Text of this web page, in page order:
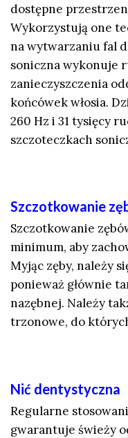
dostępne
Wykorzystują one
na wytwarzaniu fal
soniczna wykonuje
zanieczyszczenia
końcówek włosia.
260 Hz i 31 tysięcy
szczoteczkach
Szczotkowanie
Szczotkowanie
minimum, aby
Myjąc zęby, należy
ponieważ głównie
nazębnej. Należy
trzonowe, do
Nić dentystyczna
Regularne
gwarantuje świeży